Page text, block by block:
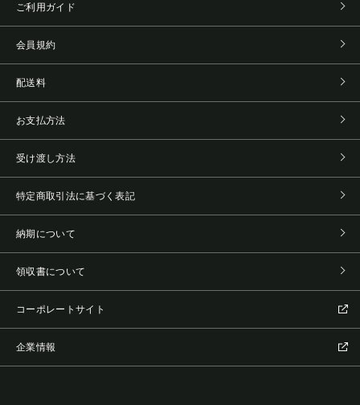
ご利用ガイド
会員規約
配送料
お支払方法
受け渡し方法
特定商取引法に基づく表記
納期について
領収書について
コーポレートサイト
企業情報